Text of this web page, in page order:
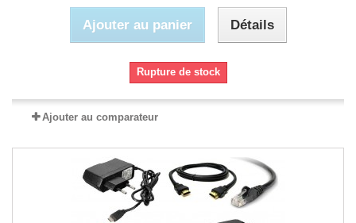
Ajouter au panier Détails
Rupture de stock
Ajouter au comparateur